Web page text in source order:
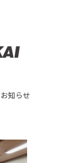
知らせ